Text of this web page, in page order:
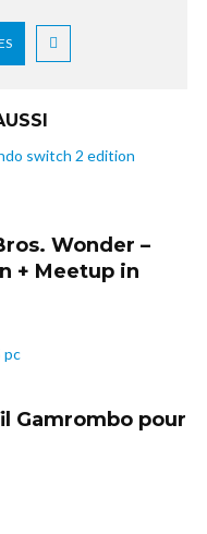
Wonder –
+ Meetup in
Gamrombo pour